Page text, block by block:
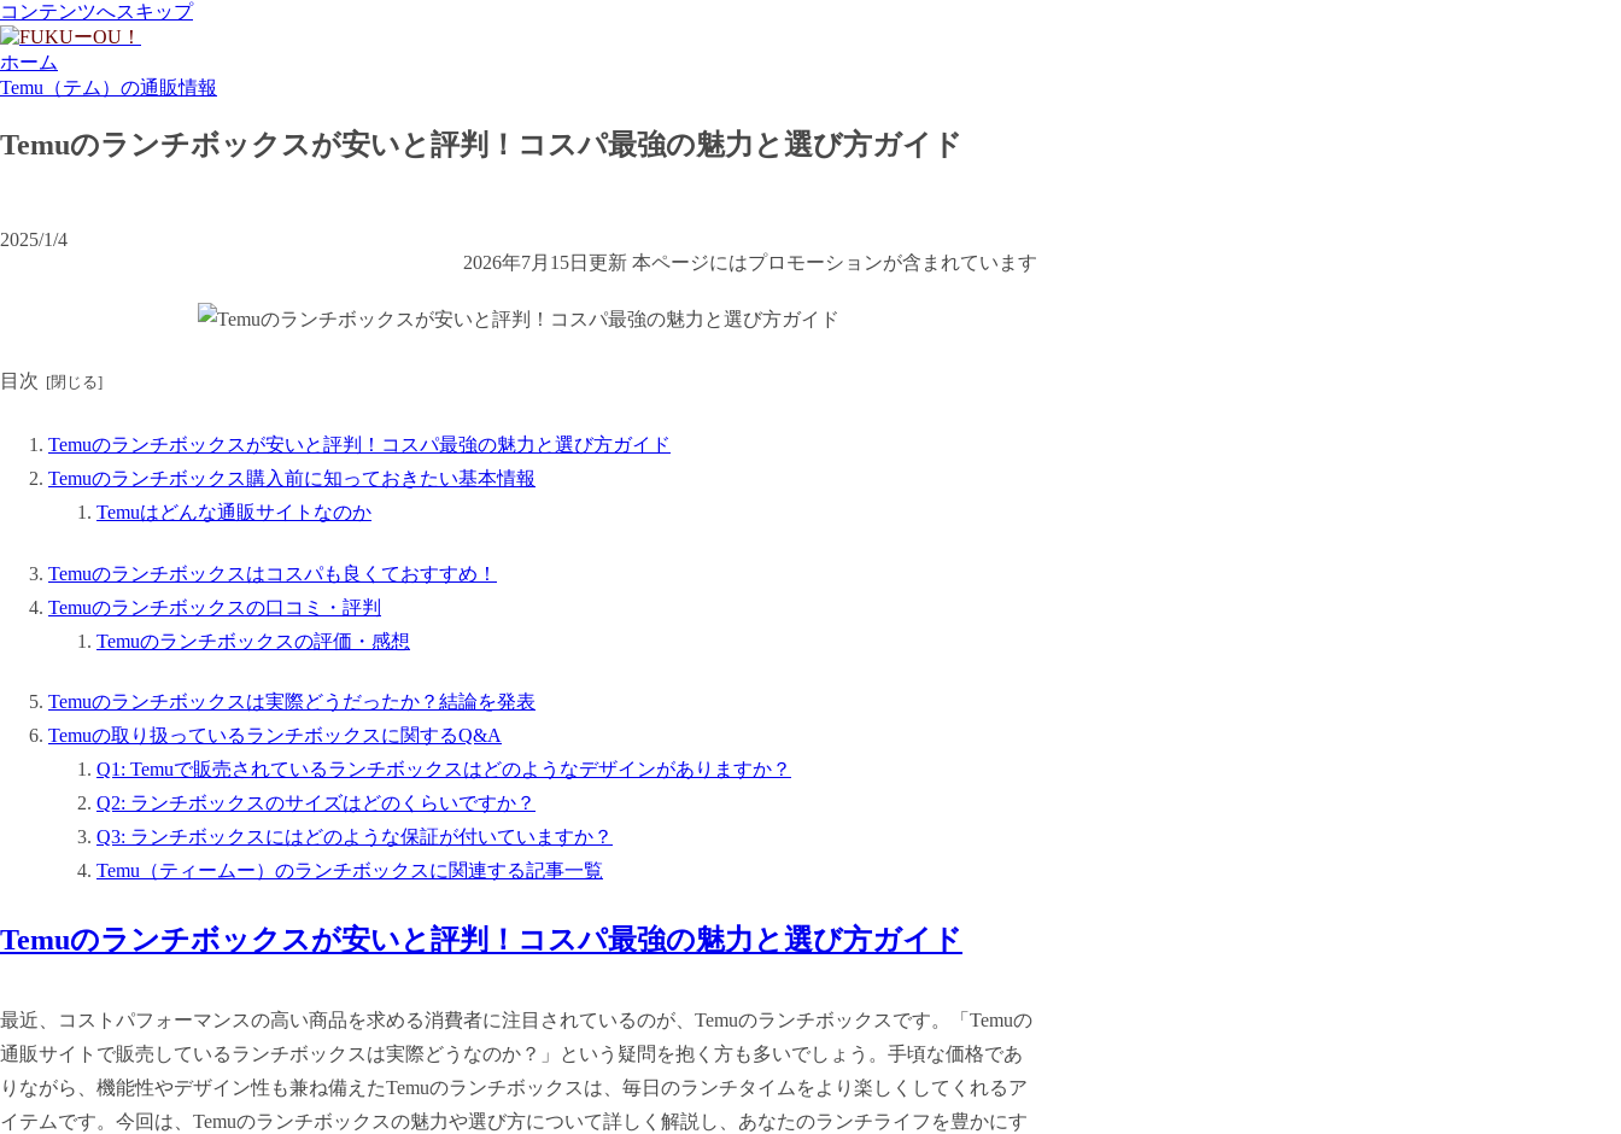
コンテンツへスキップ
ホーム
Temu（テム）の通販情報
Temuのランチボックスが安いと評判！コスパ最強の魅力と選び方ガイド
2025/1/4
2026年7月15日更新 本ページにはプロモーションが含まれています
目次
Temuのランチボックスが安いと評判！コスパ最強の魅力と選び方ガイド
Temuのランチボックス購入前に知っておきたい基本情報
Temuはどんな通販サイトなのか
Temuのランチボックスはコスパも良くておすすめ！
Temuのランチボックスの口コミ・評判
Temuのランチボックスの評価・感想
Temuのランチボックスは実際どうだったか？結論を発表
Temuの取り扱っているランチボックスに関するQ&A
Q1: Temuで販売されているランチボックスはどのようなデザインがありますか？
Q2: ランチボックスのサイズはどのくらいですか？
Q3: ランチボックスにはどのような保証が付いていますか？
Temu（ティームー）のランチボックスに関連する記事一覧
Temuのランチボックスが安いと評判！コスパ最強の魅力と選び方ガイド
最近、コストパフォーマンスの高い商品を求める消費者に注目されているのが、Temuのランチボックスです。「Temuの
通販サイトで販売しているランチボックスは実際どうなのか？」という疑問を抱く方も多いでしょう。手頃な価格であ
りながら、機能性やデザイン性も兼ね備えたTemuのランチボックスは、毎日のランチタイムをより楽しくしてくれるア
イテムです。今回は、Temuのランチボックスの魅力や選び方について詳しく解説し、あなたのランチライフを豊かにす